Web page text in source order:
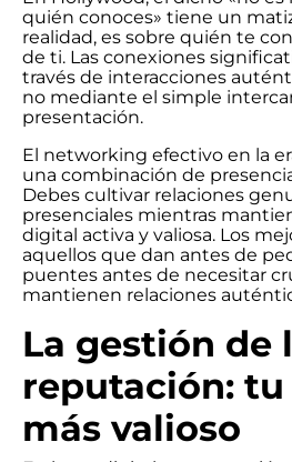
quién conoces» tiene un
realidad, es sobre quién te
de ti. Las conexiones
través de interacciones
no mediante el simple
presentación.
El networking efectivo en la
una combinación de
Debes cultivar relaciones
presenciales mientras
digital activa y valiosa. Los
aquellos que dan antes de
puentes antes de necesitar
mantienen relaciones
La gestión de
reputación:
más valioso